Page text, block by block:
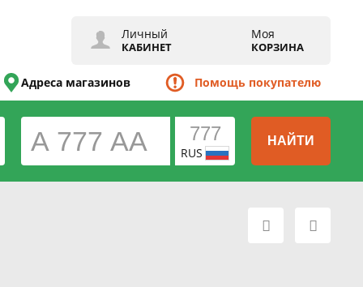
Личный
КАБИНЕТ
Моя
КОРЗИНА
Адреса магазинов Помощь покупателю
RUS
НАЙТИ